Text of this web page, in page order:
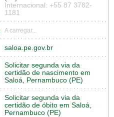
Internacional: +55 87 3782-
1181
A carregar...
saloa.pe.gov.br
Solicitar segunda via da
certidão de nascimento em
Saloá, Pernambuco (PE)
Solicitar segunda via da
certidão de óbito em Saloá,
Pernambuco (PE)